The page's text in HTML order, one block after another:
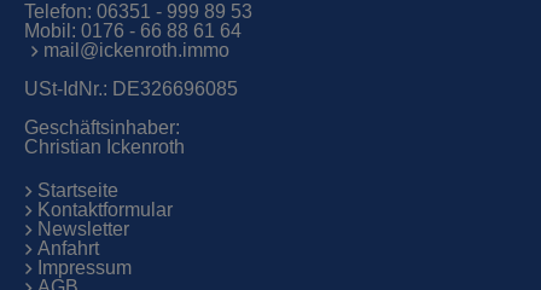
Telefon: 06351 - 999 89 53
Mobil: 0176 - 66 88 61 64
mail@ickenroth.immo
USt-IdNr.: DE326696085
Geschäftsinhaber:
Christian Ickenroth
Startseite
Kontaktformular
Newsletter
Anfahrt
Impressum